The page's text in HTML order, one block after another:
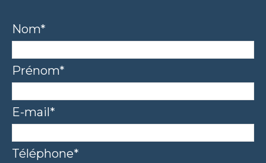
Nom*
Prénom*
E-mail*
Téléphone*